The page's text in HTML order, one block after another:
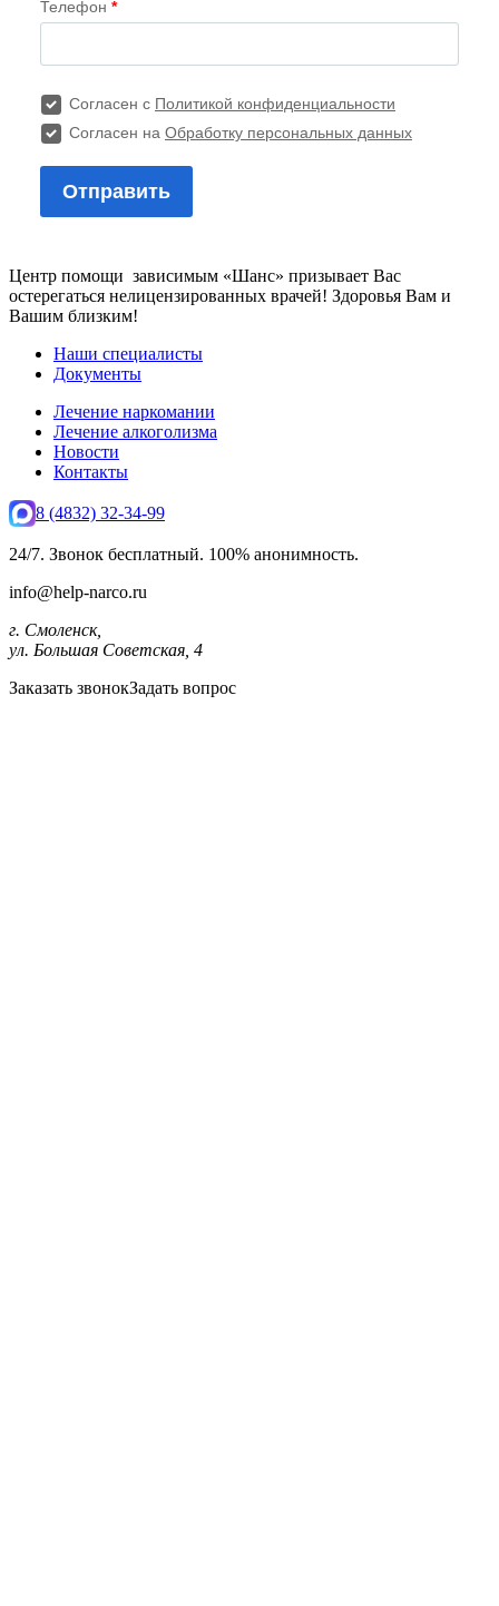
Центр помощи зависимым «Шанс» призывает Вас
остерегаться нелицензированных врачей! Здоровья Вам и
Вашим близким!
Наши специалисты
Документы
Лечение наркомании
Лечение алкоголизма
Новости
Контакты
8 (4832) 32-34-99
24/7. Звонок бесплатный. 100% анонимность.
info@help-narco.ru
г. Смоленск,
ул. Большая Советская, 4
Заказать звонокЗадать вопрос